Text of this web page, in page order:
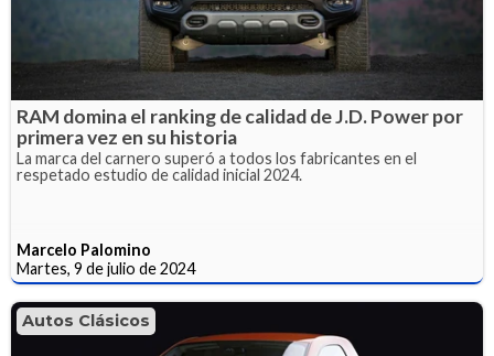
RAM domina el ranking de calidad de J.D. Power por
primera vez en su historia
La marca del carnero superó a todos los fabricantes en el
respetado estudio de calidad inicial 2024.
Marcelo Palomino
Martes, 9 de julio de 2024
Autos Clásicos